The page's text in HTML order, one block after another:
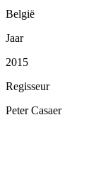
België
Jaar
2015
Regisseur
Peter Casaer